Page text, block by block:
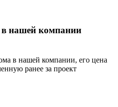
в нашей компании
в нашей компании, его цена
ранее за проект